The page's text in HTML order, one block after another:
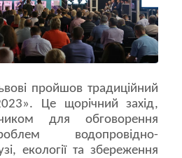
пройшов традиційний
Це щорічний захід,
для обговорення
водопровідно-
екології та збереження